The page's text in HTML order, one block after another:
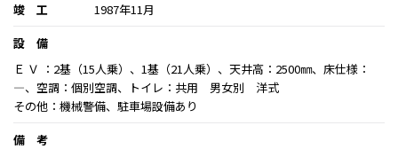
竣 工
1987年11月
設 備
Ｅ Ｖ ：2基（15人乗）、1基（21人乗）、天井高：2500㎜、床仕様：
―、空調：個別空調、トイレ：共用 男女別 洋式
その他：機械警備、駐車場設備あり
備 考